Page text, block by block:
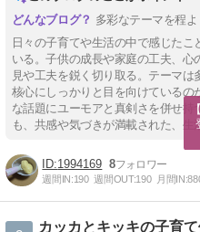
多彩なテーマを程
日々の子育てや生活の中で感じた
いる。子供の成長や家庭の工夫、
見や工夫を鋭く切り取る。テーマ
核心にしっかりと目を向けている
な話題にユーモアと真剣さを併せ持
も、共感や気づきが満載された、
1994169 8
週間IN:190 週間OUT:190 月間IN:
カッカとキッキの子育